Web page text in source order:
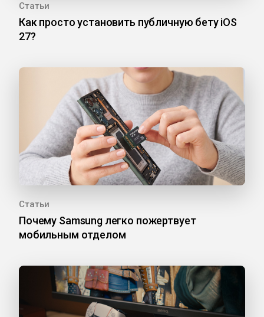
Статьи
Как просто установить публичную бету iOS
27?
Статьи
Почему Samsung легко пожертвует
мобильным отделом